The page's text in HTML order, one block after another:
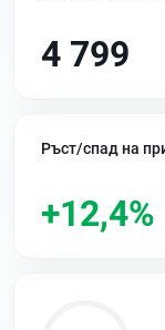
4 799
Ръст/спад на
+12,4%